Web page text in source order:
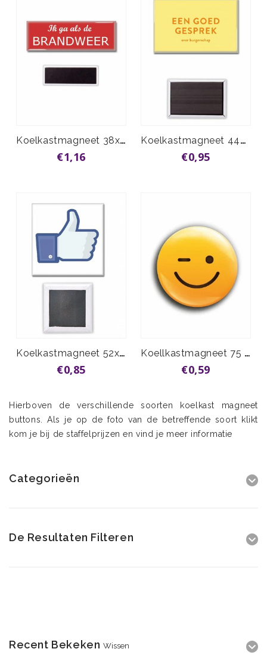
Koelkastmagneet 38x114mm vanaf
€1,16
Koelkastmagneet 44x68mm vanaf
€0,95
Koelkastmagneet 52x52mm vanaf
€0,85
Koellkastmagneet 75 mm vanaf
€0,59
Hierboven de verschillende soorten koelkast magneet
buttons. Als je op de foto van de betreffende soort klikt
kom je bij de staffelprijzen en vind je meer informatie
Categorieën
De Resultaten Filteren
Recent Bekeken Wissen